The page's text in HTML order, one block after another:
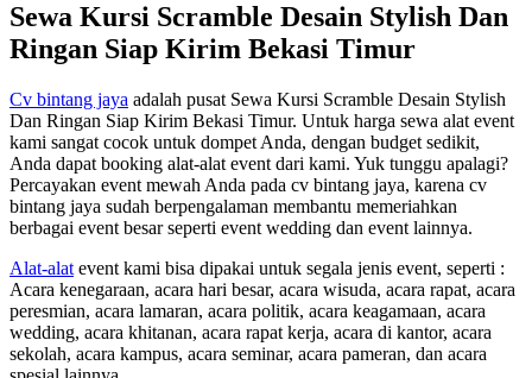
Sewa Kursi Scramble Desain Stylish Dan
Ringan Siap Kirim Bekasi Timur
Cv bintang jaya adalah pusat Sewa Kursi Scramble Desain Stylish
Dan Ringan Siap Kirim Bekasi Timur. Untuk harga sewa alat event
kami sangat cocok untuk dompet Anda, dengan budget sedikit,
Anda dapat booking alat-alat event dari kami. Yuk tunggu apalagi?
Percayakan event mewah Anda pada cv bintang jaya, karena cv
bintang jaya sudah berpengalaman membantu memeriahkan
berbagai event besar seperti event wedding dan event lainnya.
Alat-alat event kami bisa dipakai untuk segala jenis event, seperti :
Acara kenegaraan, acara hari besar, acara wisuda, acara rapat, acara
peresmian, acara lamaran, acara politik, acara keagamaan, acara
wedding, acara khitanan, acara rapat kerja, acara di kantor, acara
sekolah, acara kampus, acara seminar, acara pameran, dan acara